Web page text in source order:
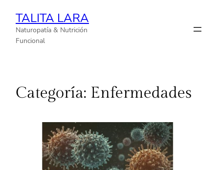
TALITA LARA
Naturopatía & Nutrición
Funcional
Categoría: Enfermedades